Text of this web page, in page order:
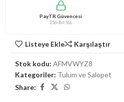
PayTR Güvencesi
256-Bit SSL
Listeye Ekle Karşılaştır
Stok kodu: AFMVWYZ8
Kategoriler: Tulum ve Salopet
Share: